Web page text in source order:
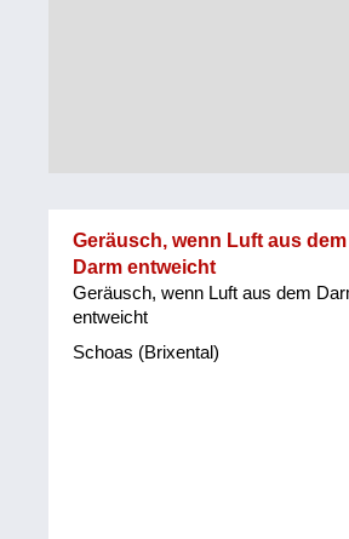
Geräusch, wenn Luft aus dem
Darm entweicht
Geräusch, wenn Luft aus dem
entweicht
Schoas (Brixental)